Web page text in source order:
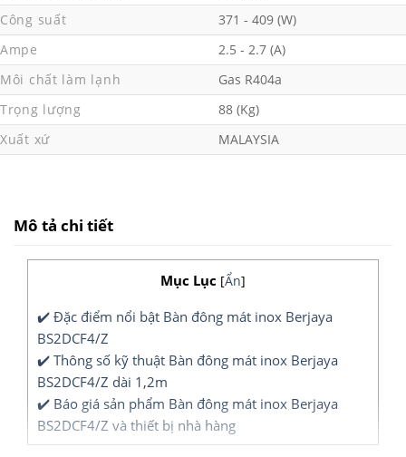
Công suất
371 - 409 (W)
Ampe
2.5 - 2.7 (A)
Môi chất làm lạnh
Gas R404a
Trọng lượng
88 (Kg)
Xuất xứ
MALAYSIA
Mô tả chi tiết
Mục Lục [Ẩn]
✔️ Đặc điểm nổi bật Bàn đông mát inox Berjaya
BS2DCF4/Z
✔️ Thông số kỹ thuật Bàn đông mát inox Berjaya
BS2DCF4/Z dài 1,2m
✔️ Báo giá sản phẩm Bàn đông mát inox Berjaya
BS2DCF4/Z và thiết bị nhà hàng